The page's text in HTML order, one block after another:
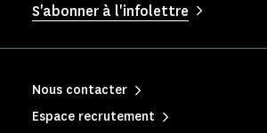
S'abonner à l'infolettre
Nous contacter
Espace recrutement